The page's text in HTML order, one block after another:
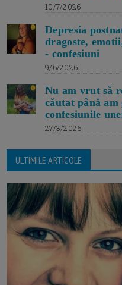
10/7/2026
Depresia
dragoste,
- confesiuni
9/6/2026
Nu am vrut să
căutat până
confesiunile
27/3/2026
ULTIMILE ARTICOLE